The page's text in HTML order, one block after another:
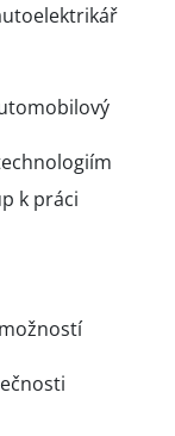
k práci